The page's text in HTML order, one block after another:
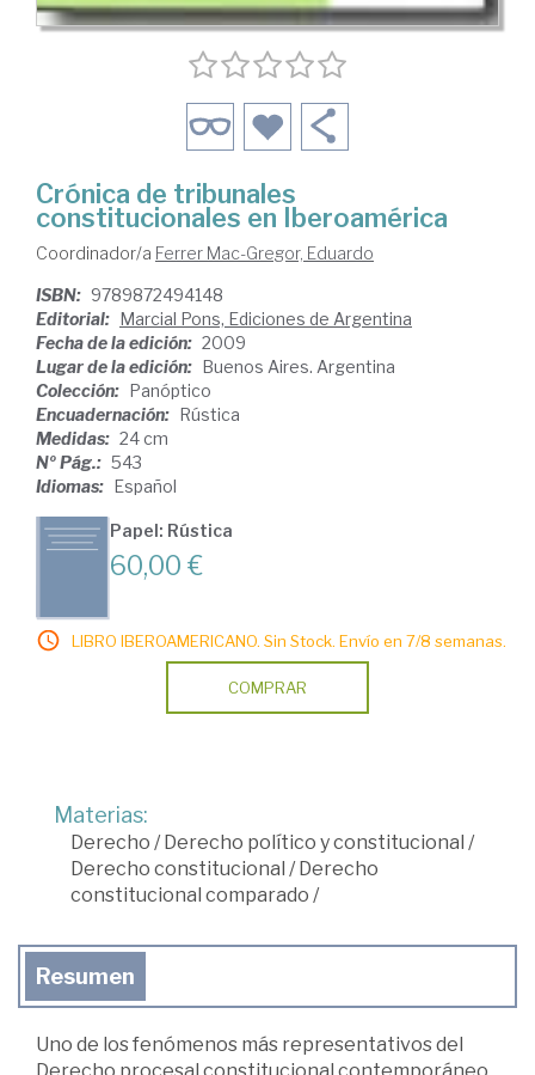
Crónica de tribunales
constitucionales en Iberoamérica
Coordinador/a Ferrer Mac-Gregor, Eduardo
ISBN: 9789872494148
Editorial: Marcial Pons, Ediciones de Argentina
Fecha de la edición: 2009
Lugar de la edición: Buenos Aires. Argentina
Colección: Panóptico
Encuadernación: Rústica
Medidas: 24 cm
Nº Pág.: 543
Idiomas: Español
Papel: Rústica
60,00 €
LIBRO IBEROAMERICANO. Sin Stock. Envío en 7/8 semanas.
COMPRAR
Materias:
Derecho /Derecho político y constitucional /
Derecho constitucional /Derecho
constitucional comparado /
Resumen
Uno de los fenómenos más representativos del